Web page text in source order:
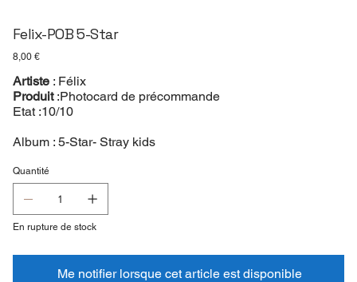
Felix-POB 5-Star
Prix
8,00 €
Artiste : Félix
Produit:Photocard de précommande
Etat :10/10
Album : 5-Star- Stray kids
Quantité
En rupture de stock
Me notifier lorsque cet article est disponible